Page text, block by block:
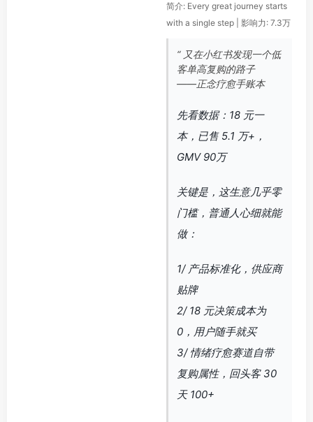
简介: Every great journey starts
with a single step | 影响力: 7.3万
“ 又在小红书发现一个低
客单高复购的路子
——正念疗愈手账本
先看数据：18 元一
本，已售 5.1 万+，
GMV 90万
关键是，这生意几乎零
门槛，普通人心细就能
做：
1/ 产品标准化，供应商
贴牌
2/ 18 元决策成本为
0，用户随手就买
3/ 情绪疗愈赛道自带
复购属性，回头客 30
天 100+